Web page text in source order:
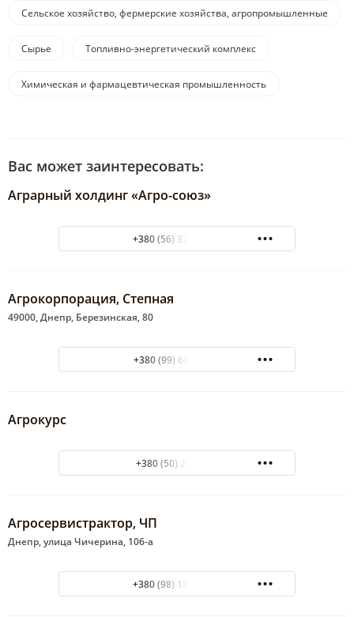
Сельское хозяйство, фермерские хозяйства, агропромышленные
Сырье Топливно-энергетический комплекс
Химическая и фармацевтическая промышленность
Вас может заинтересовать:
Аграрный холдинг «Агро-союз»
+380 (56) 370-04-51
Агрокорпорация, Степная
49000, Днепр, Березинская, 80
+380 (99) 645 49 33
Агрокурс
+380 (50) 2258815
Агросервистрактор, ЧП
Днепр, улица Чичерина, 106-а
+380 (98) 123-64-74